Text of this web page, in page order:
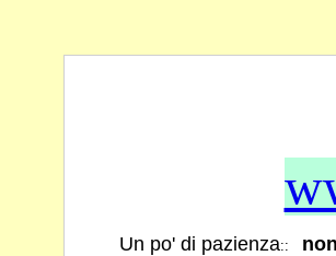
Un po' di pazienza::